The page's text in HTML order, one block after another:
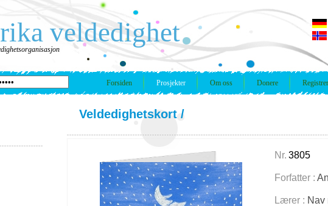
veldedighet
Forsiden Prosjekter Om oss Donere
Veldedighetskort /
Nr. 3805
Forfatter :
Lærer : Nav